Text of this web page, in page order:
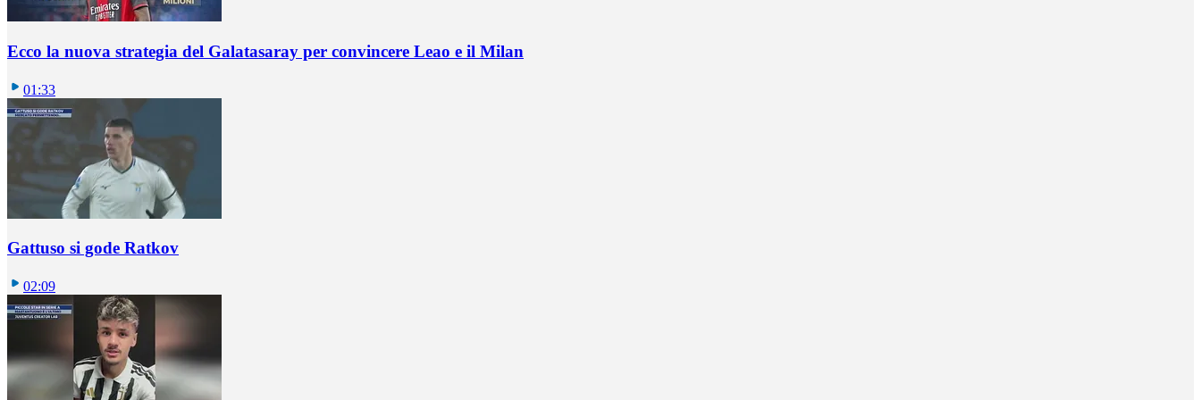
Ecco la nuova strategia del Galatasaray per convincere Leao e il Milan
01:33
Gattuso si gode Ratkov
02:09